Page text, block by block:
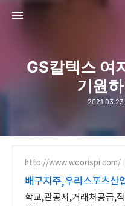
GS칼텍스 여
기원
http://www.woorispi.com/
배구지주,우리스포츠산
학교,관공서,거래처공급,